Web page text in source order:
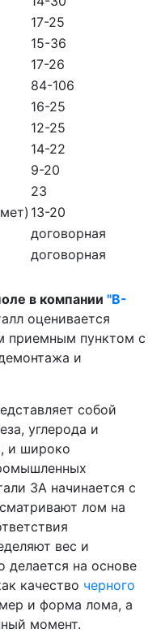
17-25
15-36
17-26
84-106
16-25
12-25
14-22
9-20
23
13-20
договорная
договорная
в компании "В-
оценивается
приемным пунктом с
и
собой
углерода и
и широко
3A начинается с
лом на
вес и
делается на основе
качество черного
и форма лома, а
момент.